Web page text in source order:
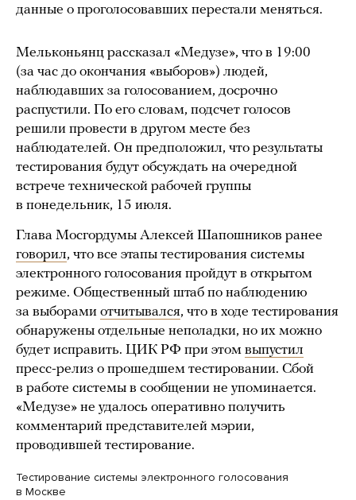
данные о проголосовавших перестали меняться.
Мельконьянц рассказал «Медузе», что в 19:00
(за час до окончания «выборов») людей,
наблюдавших за голосованием, досрочно
распустили. По его словам, подсчет голосов
решили провести в другом месте без
наблюдателей. Он предположил, что результаты
тестирования будут обсуждать на очередной
встрече технической рабочей группы
в понедельник, 15 июля.
Глава Мосгордумы Алексей Шапошников ранее
говорил, что все этапы тестирования системы
электронного голосования пройдут в открытом
режиме. Общественный штаб по наблюдению
за выборами отчитывался, что в ходе тестирования
обнаружены отдельные неполадки, но их можно
будет исправить. ЦИК РФ при этом выпустил
пресс-релиз о прошедшем тестировании. Сбой
в работе системы в сообщении не упоминается.
«Медузе» не удалось оперативно получить
комментарий представителей мэрии,
проводившей тестирование.
Тестирование системы электронного голосования
в Москве